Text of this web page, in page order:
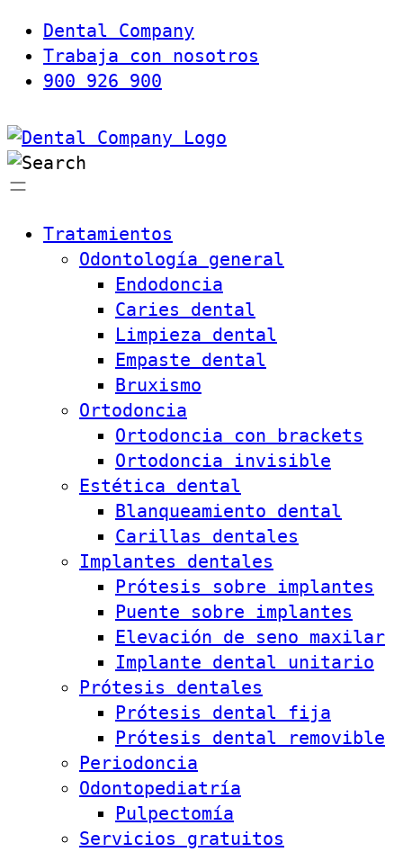
Dental Company
Trabaja con nosotros
900 926 900
Tratamientos
Odontología general
Endodoncia
Caries dental
Limpieza dental
Empaste dental
Bruxismo
Ortodoncia
Ortodoncia con brackets
Ortodoncia invisible
Estética dental
Blanqueamiento dental
Carillas dentales
Implantes dentales
Prótesis sobre implantes
Puente sobre implantes
Elevación de seno maxilar
Implante dental unitario
Prótesis dentales
Prótesis dental fija
Prótesis dental removible
Periodoncia
Odontopediatría
Pulpectomía
Servicios gratuitos